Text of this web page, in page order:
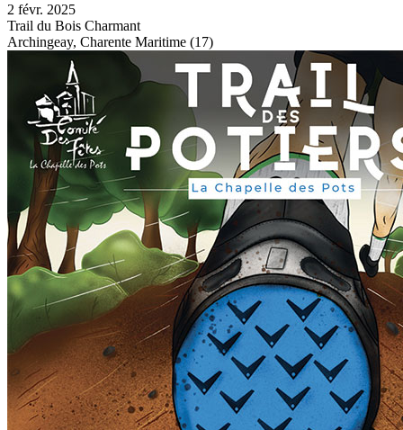
2 févr. 2025
Trail du Bois Charmant
Archingeay, Charente Maritime (17)